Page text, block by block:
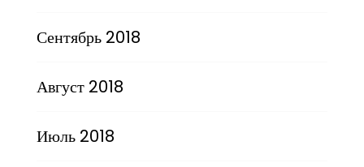
Сентябрь 2018
Август 2018
Июль 2018